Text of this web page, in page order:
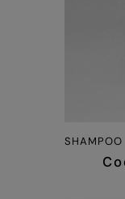
SHAMPOO